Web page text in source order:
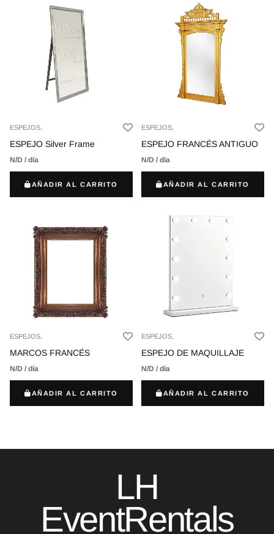
ESPEJOS,
ESPEJO Silver Frame
N/D / día
AÑADIR AL CARRITO
ESPEJOS,
ESPEJO FRANCÉS ANTIGUO
N/D / día
AÑADIR AL CARRITO
ESPEJOS,
MARCOS FRANCÉS
N/D / día
AÑADIR AL CARRITO
ESPEJOS,
ESPEJO DE MAQUILLAJE
N/D / día
AÑADIR AL CARRITO
LH
EventRentals